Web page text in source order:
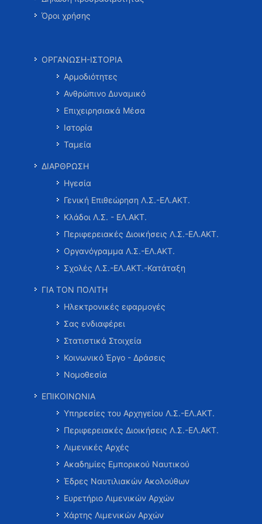
Όροι χρήσης
ΟΡΓΑΝΩΣΗ-ΙΣΤΟΡΙΑ
Αρμοδιότητες
Ανθρώπινο Δυναμικό
Επιχειρησιακά Μέσα
Ιστορία
Ταμεία
ΔΙΑΡΘΡΩΣΗ
Ηγεσία
Γενική Επιθεώρηση Λ.Σ.-ΕΛ.ΑΚΤ.
Κλάδοι Λ.Σ. - ΕΛ.ΑΚΤ.
Περιφερειακές Διοικήσεις Λ.Σ.-ΕΛ.ΑΚΤ.
Οργανόγραμμα Λ.Σ.-ΕΛ.ΑΚΤ.
Σχολές Λ.Σ.-ΕΛ.ΑΚΤ.-Κατάταξη
ΓΙΑ ΤΟΝ ΠΟΛΙΤΗ
Ηλεκτρονικές εφαρμογές
Σας ενδιαφέρει
Στατιστικά Στοιχεία
Κοινωνικό Έργο - Δράσεις
Νομοθεσία
ΕΠΙΚΟΙΝΩΝΙΑ
Υπηρεσίες του Αρχηγείου Λ.Σ.-ΕΛ.ΑΚΤ.
Περιφερειακές Διοικήσεις Λ.Σ.-ΕΛ.ΑΚΤ.
Λιμενικές Αρχές
Ακαδημίες Εμπορικού Ναυτικού
Έδρες Ναυτιλιακών Ακολούθων
Ευρετήριο Λιμενικών Αρχών
Χάρτης Λιμενικών Αρχών